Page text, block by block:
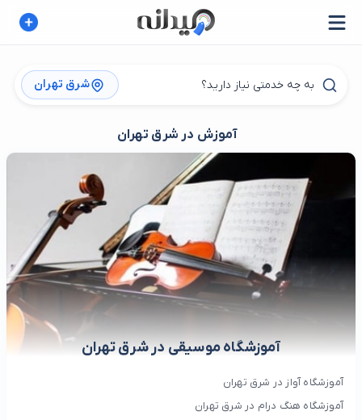
شرق تهران
آموزش در شرق تهران
آموزشگاه موسیقی در شرق تهران
آموزشگاه آواز در شرق تهران
آموزشگاه هنگ درام در شرق تهران